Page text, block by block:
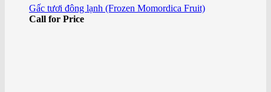
Gấc tươi đông lạnh (Frozen Momordica Fruit)
Call for Price